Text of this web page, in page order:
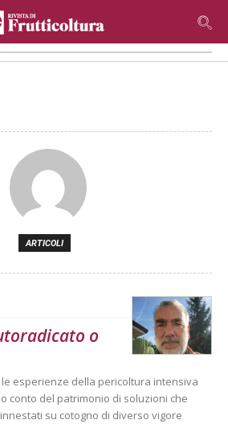
ARTICOLI
o
esperienze della pericoltura intensiva
conto del patrimonio di soluzioni che
su cotogno di diverso vigore